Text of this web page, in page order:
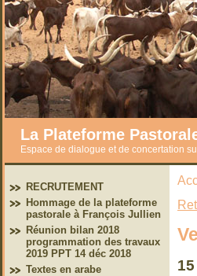
La Plateforme
Espace de dialogue et de concertation
RECRUTEMENT
Hommage de la plateforme
pastorale à François Jullien
Réunion bilan 2018
programmation des travaux
2019 PPT 14 déc 2018
Textes en arabe